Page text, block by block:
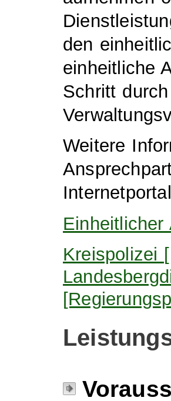
den
einheitliche
Schritt
Weitere
Einheitlicher
Kreispolizei